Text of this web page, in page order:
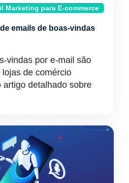
Marketing para E-commerce
emails de boas-vindas
vindas por e-mail são
de comércio
artigo detalhado sobre